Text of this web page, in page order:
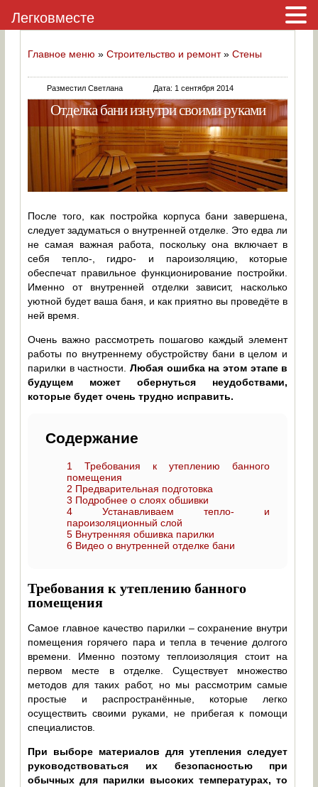
Главное меню »Строительство и ремонт»Стены
Разместил Светлана Дата: 1 сентября 2014
Отделка бани изнутри своими руками
После того, как постройка корпуса бани завершена,
следует задуматься о внутренней отделке. Это едва ли
не самая важная работа, поскольку она включает в
себя тепло-, гидро- и пароизоляцию, которые
обеспечат правильное функционирование постройки.
Именно от внутренней отделки зависит, насколько
уютной будет ваша баня, и как приятно вы проведёте в
ней время.
Очень важно рассмотреть пошагово каждый элемент
работы по внутреннему обустройству бани в целом и
парилки в частности.Любая ошибка на этом этапе в
будущем может обернуться неудобствами,
которые будет очень трудно исправить.
Содержание
1
Требования к утеплению банного
помещения
2 Предварительная подготовка
3 Подробнее о слоях обшивки
4 Устанавливаем тепло- и
пароизоляционный слой
5 Внутренняя обшивка парилки
6 Видео о внутренней отделке бани
Требования к утеплению банного
помещения
Самое главное качество парилки – сохранение внутри
помещения горячего пара и тепла в течение долгого
времени. Именно поэтому теплоизоляция стоит на
первом месте в отделке. Существует множество
методов для таких работ, но мы рассмотрим самые
простые и распространённые, которые легко
осуществить своими руками, не прибегая к помощи
специалистов.
При выборе материалов для утепления следует
руководствоваться их безопасностью при
обычных для парилки высоких температурах, то
Легковместе